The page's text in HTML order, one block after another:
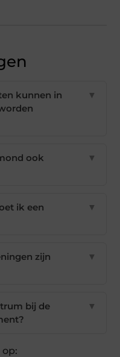
kunnen in
▼
ook
▼
ik een
▼
zijn
▼
bij de
▼